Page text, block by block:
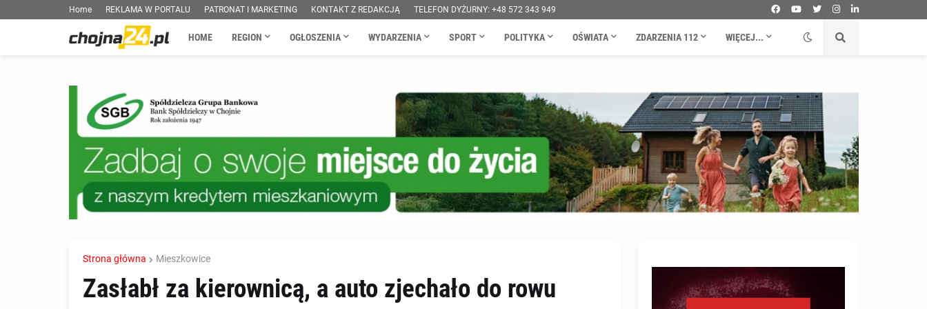
Home REKLAMA W PORTALU PATRONAT I MARKETING KONTAKT Z REDAKCJĄ TELEFON DYŻURNY: +48 572 343 949
HOME REGION OGŁOSZENIA WYDARZENIA SPORT POLITYKA OŚWIATA ZDARZENIA 112 WIĘCEJ...
Strona główna Mieszkowice
Zasłabł za kierownicą, a auto zjechało do rowu